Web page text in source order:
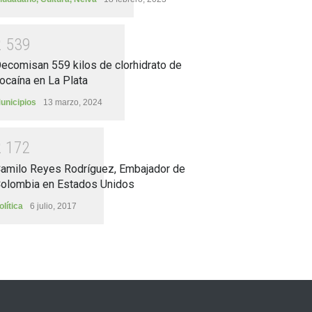
539
559 kilos de clorhidrato de
en La Plata
13 marzo, 2024
1 72
Reyes Rodríguez, Embajador de
en Estados Unidos
6 julio, 2017